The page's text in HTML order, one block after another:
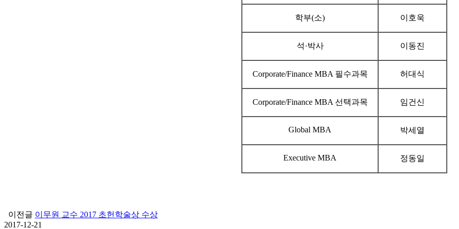
학부(소) 이호욱
석·박사 이동진
Corporate/Finance MBA 필수과목 허대식
Corporate/Finance MBA 선택과목 임건신
Global MBA 박세열
Executive MBA 정동일
이전글 이무원 교수 2017 초헌학술상 수상
2017-12-21